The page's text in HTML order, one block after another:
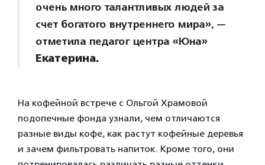
очень много талантливых людей за
счет богатого внутреннего мира», —
отметила педагог центра «Юна»
Екатерина.
На кофейной встрече с Ольгой Храмовой
подопечные фонда узнали, чем отличаются
разные виды кофе, как растут кофейные деревья
и зачем фильтровать напиток. Кроме того, они